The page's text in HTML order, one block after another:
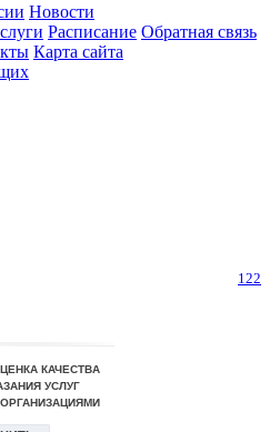
Новости
Расписание Обратная связь
Карта сайта
122